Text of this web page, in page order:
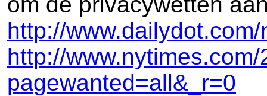
http://
http://
pagewanted=all&_r=0